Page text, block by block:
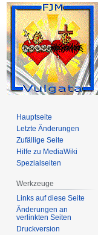
Hauptseite
Letzte Änderungen
Zufällige Seite
Hilfe zu MediaWiki
Spezialseiten
Werkzeuge
Links auf diese Seite
Änderungen an
verlinkten Seiten
Druckversion